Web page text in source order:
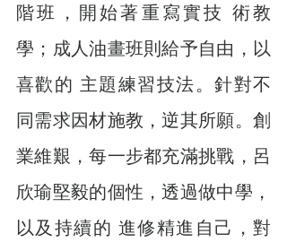
階班，開始著重寫實技 術教
學；成人油畫班則給予自由，以
喜歡的 主題練習技法。針對不
同需求因材施教，逆其所願。創
業維艱，每一步都充滿挑戰，呂
欣瑜堅毅的個性，透過做中學，
以及持續的 進修精進自己，對